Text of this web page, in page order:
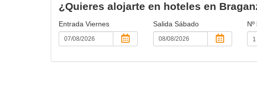
¿Quieres alojarte en hoteles en
Entrada Viernes Salida Sábado